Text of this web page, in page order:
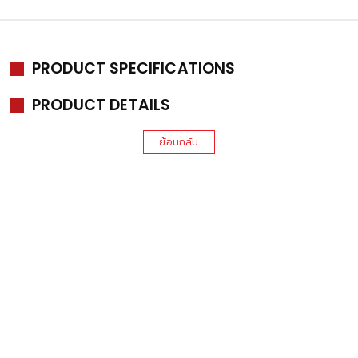
PRODUCT SPECIFICATIONS
PRODUCT DETAILS
ย้อนกลับ